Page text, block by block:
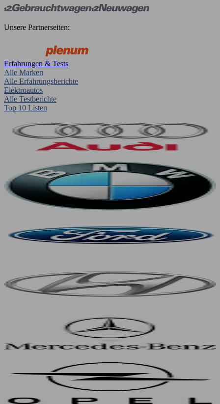
Unsere Partnerseiten:
Erfahrungen & Tests
Alle Marken
Alle Erfahrungsberichte
Elektroautos
Alle Testberichte
Top 10 Listen